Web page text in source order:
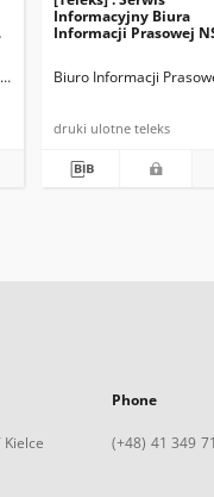
"Solidarność" (BIPS)
Informacyjny Biura
Informacji Prasowej
Biuro Informacji
druki ulotne teleks
Phone
(+48) 41 349